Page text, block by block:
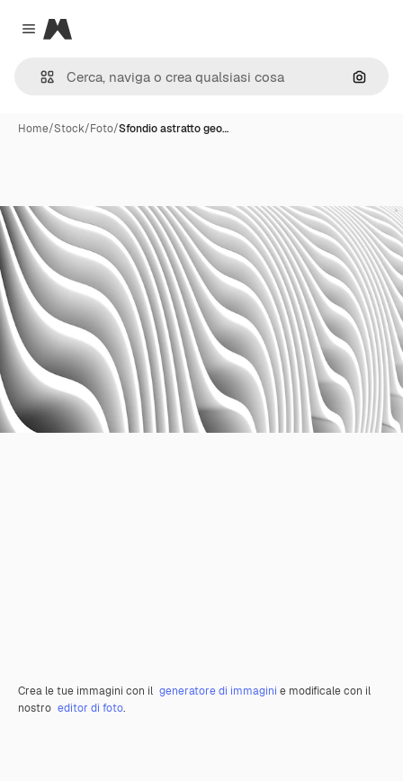
Close menu
Magnific
Cerca
Home/Stock/Foto/Sfondio astratto geo…
Crea le tue immagini con il generatore di immagini e modificale con il
nostro editor di foto.